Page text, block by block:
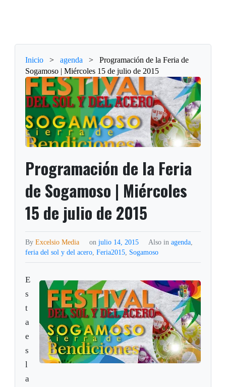
Inicio > agenda >
Programación de la Feria de
Sogamoso | Miércoles 15 de julio de 2015
Programación de la Feria
de Sogamoso | Miércoles
15 de julio de 2015
ByExcelsio Media on julio 14, 2015 Also in agenda,
feria del sol y del acero,Feria2015, Sogamoso
E
s
t
a
e
s
l
a